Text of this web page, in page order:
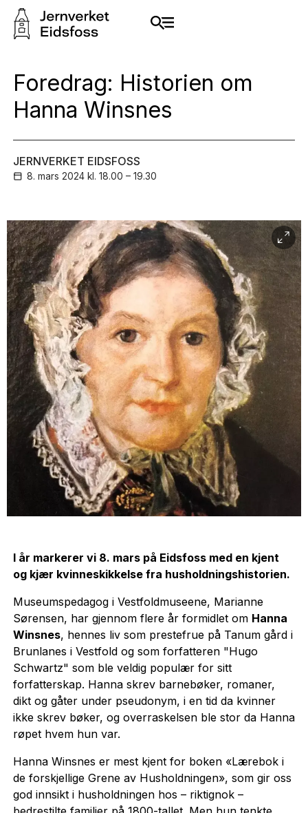
Foredrag: Historien om
Hanna Winsnes
JERNVERKET EIDSFOSS
8. mars 2024 kl. 18.00 – 19.30
I år markerer vi 8. mars på Eidsfoss med en kjent
og kjær kvinneskikkelse fra husholdningshistorien.
Museumspedagog i Vestfoldmuseene, Marianne
Sørensen, har gjennom flere år formidlet om Hanna
Winsnes, hennes liv som prestefrue på Tanum gård i
Brunlanes i Vestfold og som forfatteren "Hugo
Schwartz" som ble veldig populær for sitt
forfatterskap. Hanna skrev barnebøker, romaner,
dikt og gåter under pseudonym, i en tid da kvinner
ikke skrev bøker, og overraskelsen ble stor da Hanna
røpet hvem hun var.
Hanna Winsnes er mest kjent for boken «Lærebok i
de forskjellige Grene av Husholdningen», som gir oss
god innsikt i husholdningen hos – riktignok –